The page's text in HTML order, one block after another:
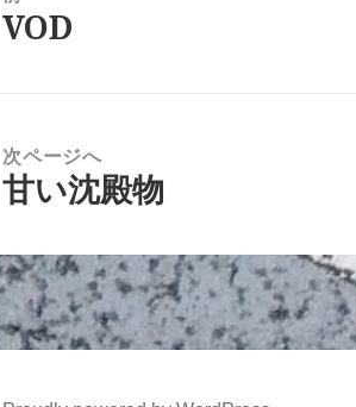
前
VOD
次ページへ
次
投
稿:
甘い沈殿物